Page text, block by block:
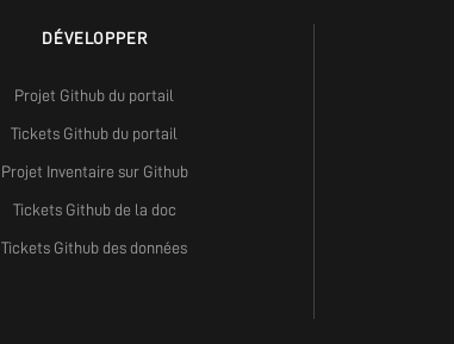
DÉVELOPPER
Projet Github du portail
Tickets Github du portail
Projet Inventaire sur Github
Tickets Github de la doc
Tickets Github des données